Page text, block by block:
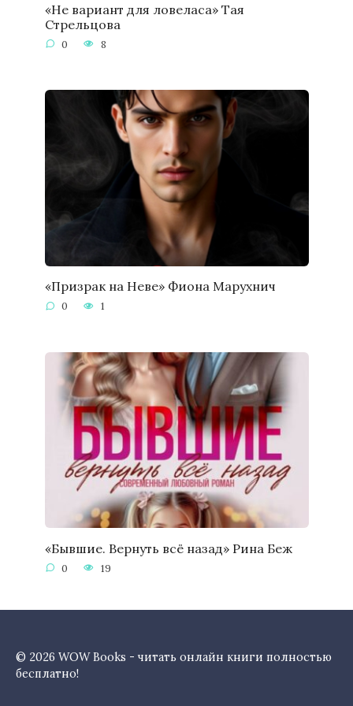
«Не вариант для ловеласа» Тая
Стрельцова
0 8
«Призрак на Неве» Фиона Марухнич
0 1
«Бывшие. Вернуть всё назад» Рина Беж
0 19
© 2026 WOW Books - читать онлайн книги полностью
бесплатно!